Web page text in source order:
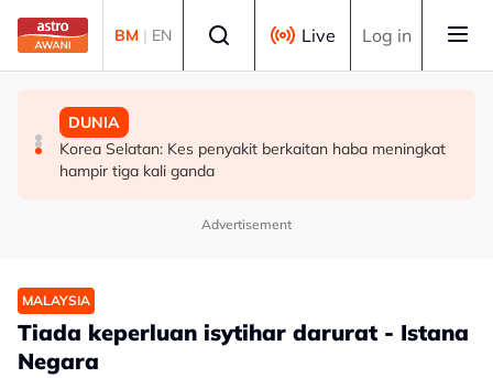
Skip to main content
BM | EN Live Log in
MALAYSIA
UKM cipta sejarah anjur Konsert Diraja di DFP
DUNIA
Korea Selatan: Kes penyakit berkaitan haba meningkat
hampir tiga kali ganda
MALAYSIA
Sistem saringan kru penerbangan perlu dikaji semula,
pulihkan keyakinan penumpang - Tiong
Advertisement
MALAYSIA
Tiada keperluan isytihar darurat - Istana
Negara